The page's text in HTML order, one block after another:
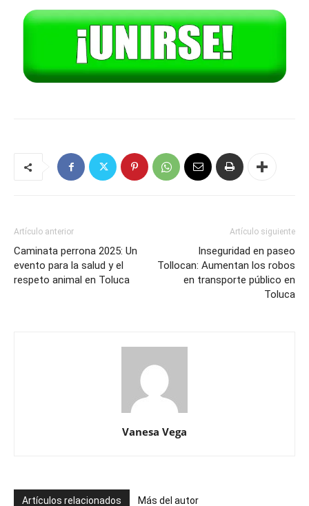
Artículo anterior
Caminata perrona 2025: Un
evento para la salud y el
respeto animal en Toluca
Artículo siguiente
Inseguridad en paseo
Tollocan: Aumentan los robos
en transporte público en
Toluca
Vanesa Vega
Artículos relacionados Más del autor